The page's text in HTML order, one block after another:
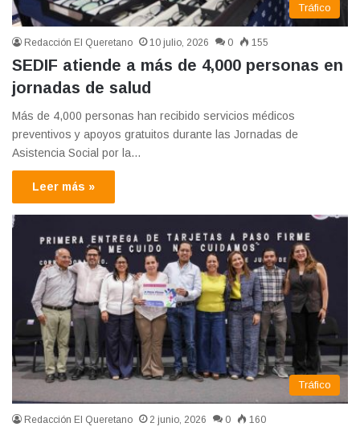
Tráfico
Redacción El Queretano 10 julio, 2026 0 155
SEDIF atiende a más de 4,000 personas en
jornadas de salud
Más de 4,000 personas han recibido servicios médicos
preventivos y apoyos gratuitos durante las Jornadas de
Asistencia Social por la…
Leer más »
Tráfico
Redacción El Queretano 2 junio, 2026 0 160